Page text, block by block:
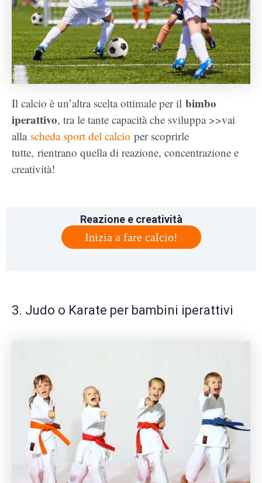
Il calcio è un’altra scelta ottimale per il bimbo
iperattivo, tra le tante capacità che sviluppa >>vai
alla scheda sport del calcio per scoprirle
tutte, rientrano quella di reazione, concentrazione e
creatività!
Reazione e creatività
Inizia a fare calcio!
3. Judo o Karate per bambini iperattivi